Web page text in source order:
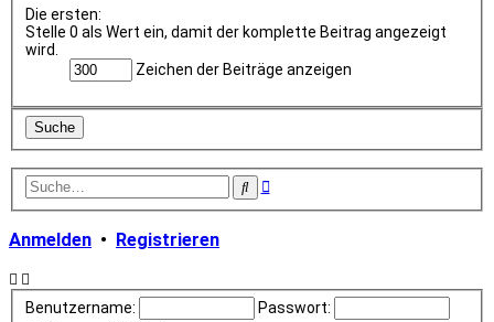
Die ersten:
Stelle 0 als Wert ein, damit der komplette Beitrag angezeigt
wird.
Zeichen der Beiträge anzeigen
SucheErweiterte
Anmelden • Registrieren
Benutzername:
Passwort: